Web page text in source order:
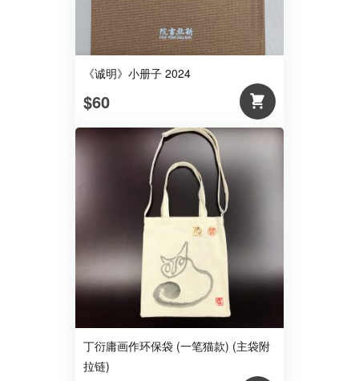
《诚明》小册子 2024
$60
丁衍庸画作环保袋 (一笔猫款) (主袋附
拉链)